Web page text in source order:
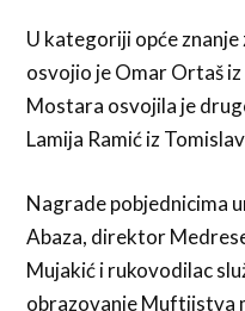
U kategoriji opće
osvojio je Omar Ortaš iz
Mostara osvojila je
Lamija Ramić iz
Nagrade pobjednicima
Abaza, direktor
Mujakić i rukovodilac
obrazovanje Muftijstva